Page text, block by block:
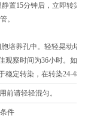
置15分钟后，立即转染。
。
培养孔中。轻轻晃动培养
观察时间为36小时。如果
稳定转染，在转染24-48
前请轻轻混匀。
件